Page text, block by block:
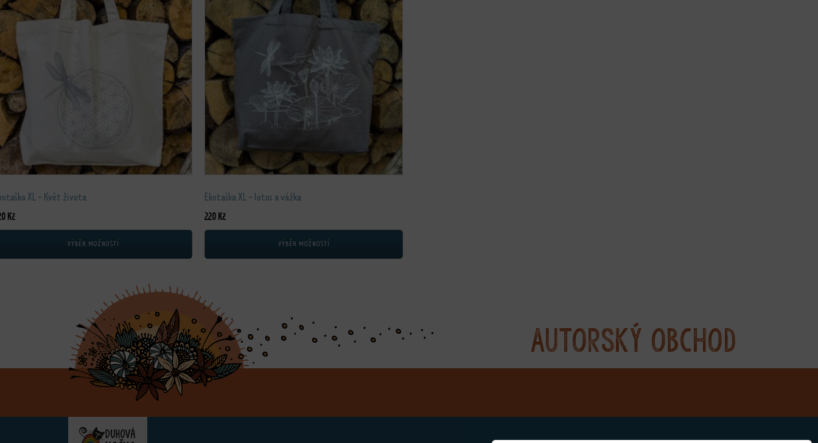
XL - Květ života
Kč
VÝBĚR MOŽNOSTÍ
Ekotaška XL - lotos a vážka
220 Kč
VÝBĚR MOŽNOSTÍ
Autorský obchod